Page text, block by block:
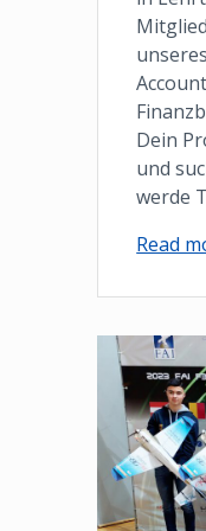
Dein
und
werde
Read